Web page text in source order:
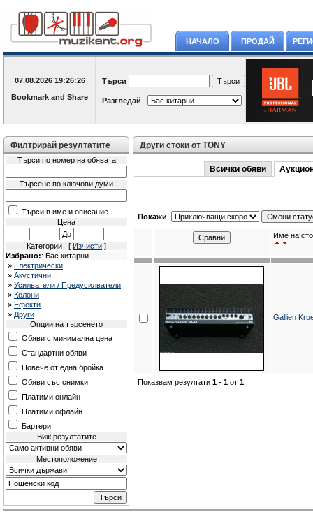
НАЧАЛО ПРОДАЙ
07.08.2026 19:26:26 Търси
Разгледай
Филтрирай резултатите
Търси по номер на обявата
Търсене по ключови думи
Търси в име и описание
Цена
До
Категории [ Изчисти ]
Избрано:: Бас китарни
» Електрически
» Акустични
» Усилватели / Предусилватели
» Колони
» Ефекти
» Други
Опции на търсенето
Обяви с минимална цена
Стандартни обяви
Повече от една бройка
Обяви със снимки
Платими онлайн
Платими офлайн
Бартери
Виж резултатите
Местоположение
Други стоки от TONY
Всички обяви
Покажи:
Име на
Gallien
Показвам резултати 1 - 1 от 1